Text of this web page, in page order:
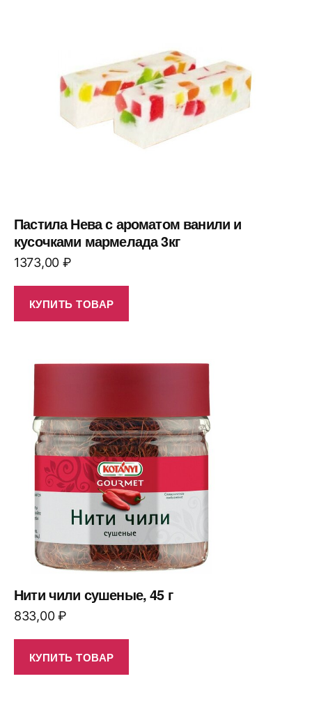
Пастила Нева с ароматом ванили и
кусочками мармелада 3кг
1373,00 ₽
КУПИТЬ ТОВАР
Нити чили сушеные, 45 г
833,00₽
КУПИТЬ ТОВАР